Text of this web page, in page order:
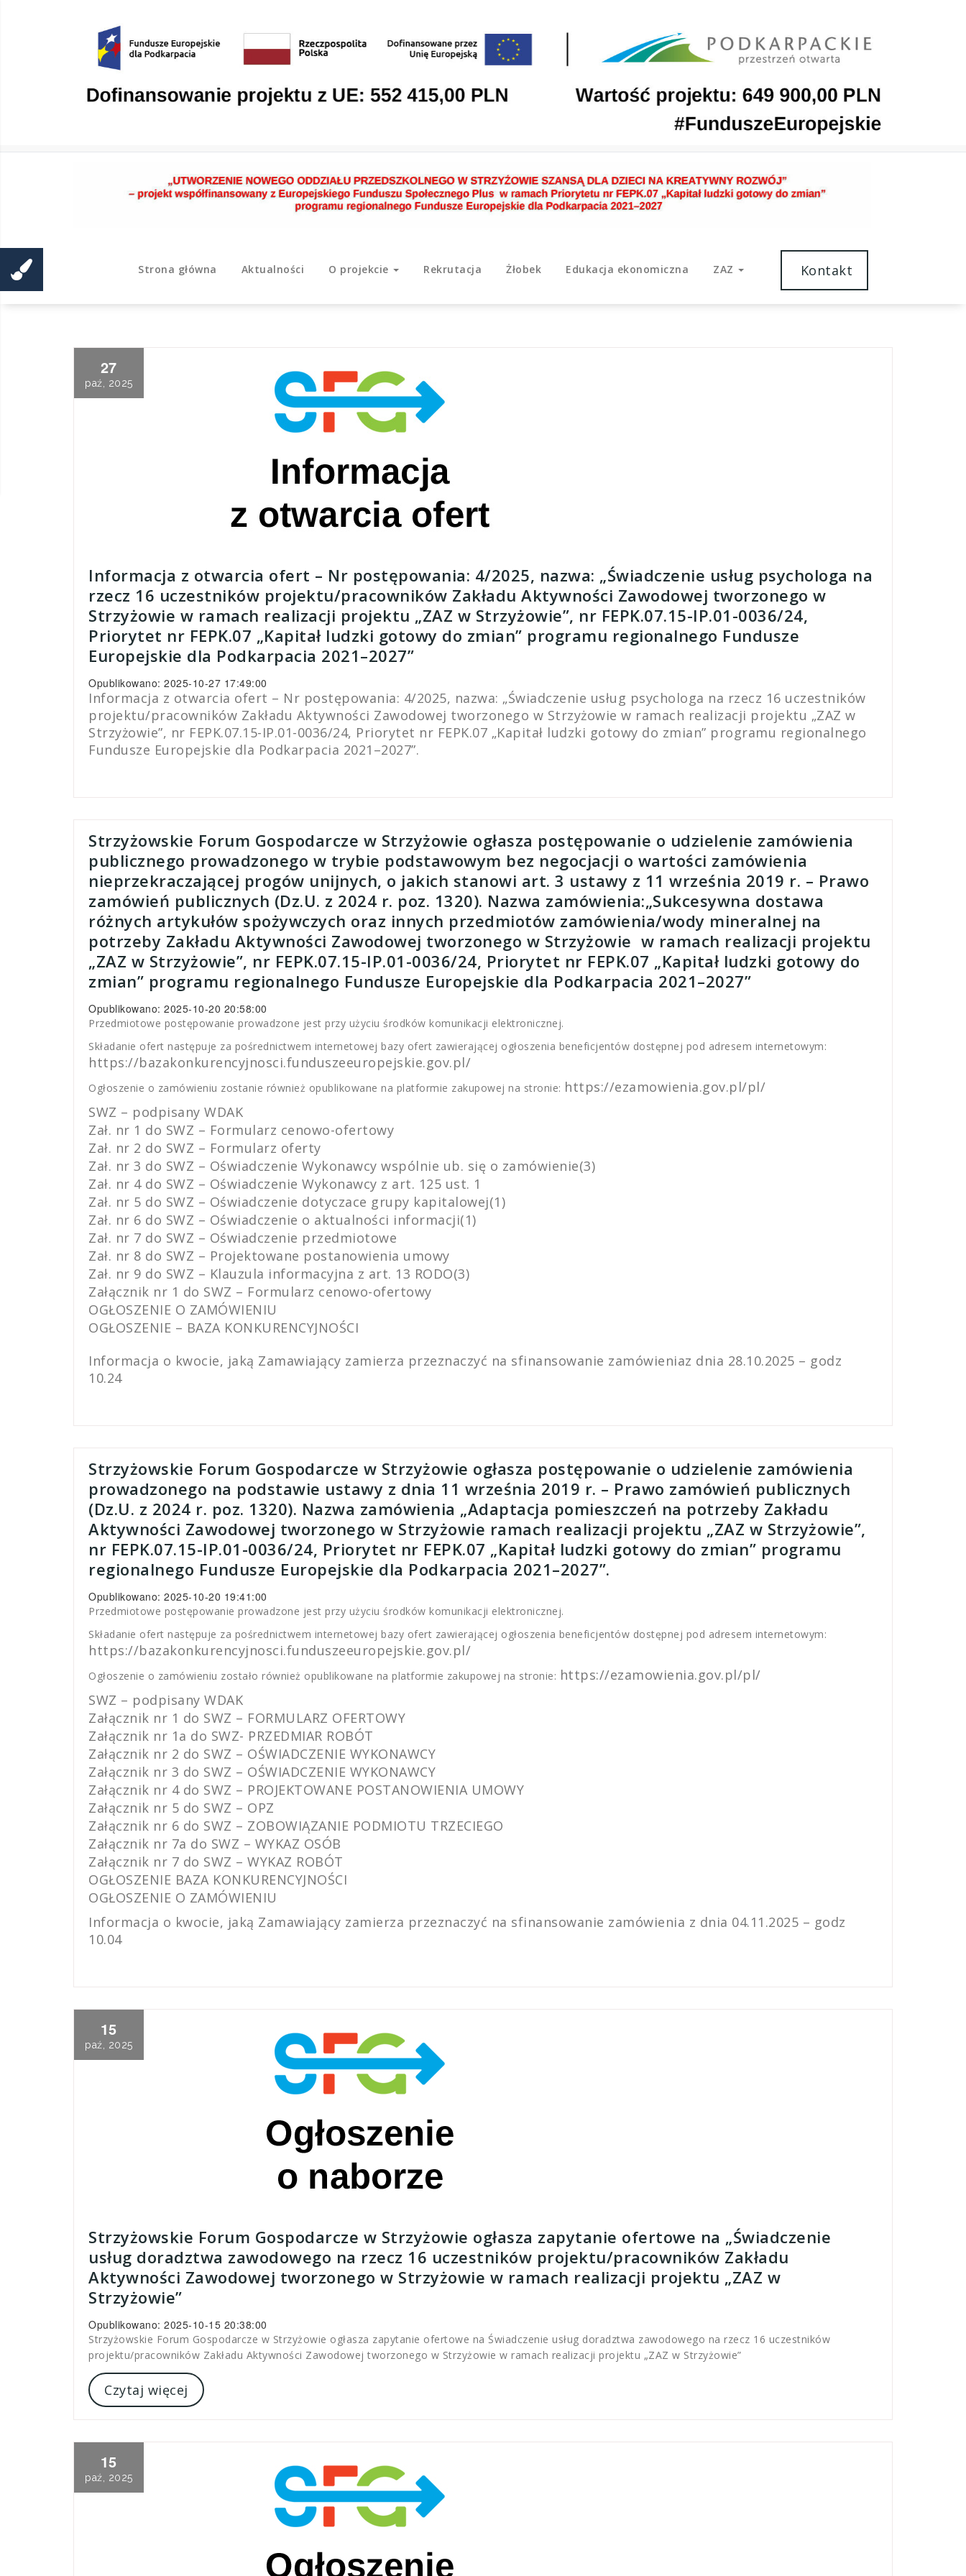
Strona główna Aktualności O projekcie Rekrutacja Żłobek Edukacja ekonomiczna ZAZ Kontakt
27
paź, 2025
Informacja z otwarcia ofert – Nr postępowania: 4/2025, nazwa: „Świadczenie usług psychologa na
rzecz 16 uczestników projektu/pracowników Zakładu Aktywności Zawodowej tworzonego w
Strzyżowie w ramach realizacji projektu „ZAZ w Strzyżowie”, nr FEPK.07.15-IP.01-0036/24,
Priorytet nr FEPK.07 „Kapitał ludzki gotowy do zmian” programu regionalnego Fundusze
Europejskie dla Podkarpacia 2021–2027”
Opublikowano: 2025-10-27 17:49:00
Informacja z otwarcia ofert – Nr postępowania: 4/2025, nazwa: „Świadczenie usług psychologa na rzecz 16 uczestników
projektu/pracowników Zakładu Aktywności Zawodowej tworzonego w Strzyżowie w ramach realizacji projektu „ZAZ w
Strzyżowie”, nr FEPK.07.15-IP.01-0036/24, Priorytet nr FEPK.07 „Kapitał ludzki gotowy do zmian” programu regionalnego
Fundusze Europejskie dla Podkarpacia 2021–2027”.
Strzyżowskie Forum Gospodarcze w Strzyżowie ogłasza postępowanie o udzielenie zamówienia
publicznego prowadzonego w trybie podstawowym bez negocjacji o wartości zamówienia
nieprzekraczającej progów unijnych, o jakich stanowi art. 3 ustawy z 11 września 2019 r. – Prawo
zamówień publicznych (Dz.U. z 2024 r. poz. 1320). Nazwa zamówienia:„Sukcesywna dostawa
różnych artykułów spożywczych oraz innych przedmiotów zamówienia/wody mineralnej na
potrzeby Zakładu Aktywności Zawodowej tworzonego w Strzyżowie w ramach realizacji projektu
„ZAZ w Strzyżowie”, nr FEPK.07.15-IP.01-0036/24, Priorytet nr FEPK.07 „Kapitał ludzki gotowy do
zmian” programu regionalnego Fundusze Europejskie dla Podkarpacia 2021–2027”
Opublikowano: 2025-10-20 20:58:00
Przedmiotowe postępowanie prowadzone jest przy użyciu środków komunikacji elektronicznej.
Składanie ofert następuje za pośrednictwem internetowej bazy ofert zawierającej ogłoszenia beneficjentów dostępnej pod adresem internetowym:
https://bazakonkurencyjnosci.funduszeeuropejskie.gov.pl/
Ogłoszenie o zamówieniu zostanie również opublikowane na platformie zakupowej na stronie: https://ezamowienia.gov.pl/pl/
SWZ – podpisany WDAK
Zał. nr 1 do SWZ – Formularz cenowo-ofertowy
Zał. nr 2 do SWZ – Formularz oferty
Zał. nr 3 do SWZ – Oświadczenie Wykonawcy wspólnie ub. się o zamówienie(3)
Zał. nr 4 do SWZ – Oświadczenie Wykonawcy z art. 125 ust. 1
Zał. nr 5 do SWZ – Oświadczenie dotyczace grupy kapitalowej(1)
Zał. nr 6 do SWZ – Oświadczenie o aktualności informacji(1)
Zał. nr 7 do SWZ – Oświadczenie przedmiotowe
Zał. nr 8 do SWZ – Projektowane postanowienia umowy
Zał. nr 9 do SWZ – Klauzula informacyjna z art. 13 RODO(3)
Załącznik nr 1 do SWZ – Formularz cenowo-ofertowy
OGŁOSZENIE O ZAMÓWIENIU
OGŁOSZENIE – BAZA KONKURENCYJNOŚCI
Informacja o kwocie, jaką Zamawiający zamierza przeznaczyć na sfinansowanie zamówieniaz dnia 28.10.2025 – godz
10.24
Strzyżowskie Forum Gospodarcze w Strzyżowie ogłasza postępowanie o udzielenie zamówienia
prowadzonego na podstawie ustawy z dnia 11 września 2019 r. – Prawo zamówień publicznych
(Dz.U. z 2024 r. poz. 1320). Nazwa zamówienia „Adaptacja pomieszczeń na potrzeby Zakładu
Aktywności Zawodowej tworzonego w Strzyżowie ramach realizacji projektu „ZAZ w Strzyżowie”,
nr FEPK.07.15-IP.01-0036/24, Priorytet nr FEPK.07 „Kapitał ludzki gotowy do zmian” programu
regionalnego Fundusze Europejskie dla Podkarpacia 2021–2027”.
Opublikowano: 2025-10-20 19:41:00
Przedmiotowe postępowanie prowadzone jest przy użyciu środków komunikacji elektronicznej.
Składanie ofert następuje za pośrednictwem internetowej bazy ofert zawierającej ogłoszenia beneficjentów dostępnej pod adresem internetowym:
https://bazakonkurencyjnosci.funduszeeuropejskie.gov.pl/
Ogłoszenie o zamówieniu zostało również opublikowane na platformie zakupowej na stronie: https://ezamowienia.gov.pl/pl/
SWZ – podpisany WDAK
Załącznik nr 1 do SWZ – FORMULARZ OFERTOWY
Załącznik nr 1a do SWZ- PRZEDMIAR ROBÓT
Załącznik nr 2 do SWZ – OŚWIADCZENIE WYKONAWCY
Załącznik nr 3 do SWZ – OŚWIADCZENIE WYKONAWCY
Załącznik nr 4 do SWZ – PROJEKTOWANE POSTANOWIENIA UMOWY
Załącznik nr 5 do SWZ – OPZ
Załącznik nr 6 do SWZ – ZOBOWIĄZANIE PODMIOTU TRZECIEGO
Załącznik nr 7a do SWZ – WYKAZ OSÓB
Załącznik nr 7 do SWZ – WYKAZ ROBÓT
OGŁOSZENIE BAZA KONKURENCYJNOŚCI
OGŁOSZENIE O ZAMÓWIENIU
Informacja o kwocie, jaką Zamawiający zamierza przeznaczyć na sfinansowanie zamówienia z dnia 04.11.2025 – godz
10.04
15
paź, 2025
Strzyżowskie Forum Gospodarcze w Strzyżowie ogłasza zapytanie ofertowe na „Świadczenie
usług doradztwa zawodowego na rzecz 16 uczestników projektu/pracowników Zakładu
Aktywności Zawodowej tworzonego w Strzyżowie w ramach realizacji projektu „ZAZ w
Strzyżowie”
Opublikowano: 2025-10-15 20:38:00
Strzyżowskie Forum Gospodarcze w Strzyżowie ogłasza zapytanie ofertowe na Świadczenie usług doradztwa zawodowego na rzecz 16 uczestników
projektu/pracowników Zakładu Aktywności Zawodowej tworzonego w Strzyżowie w ramach realizacji projektu „ZAZ w Strzyżowie”
Czytaj więcej
15
paź, 2025